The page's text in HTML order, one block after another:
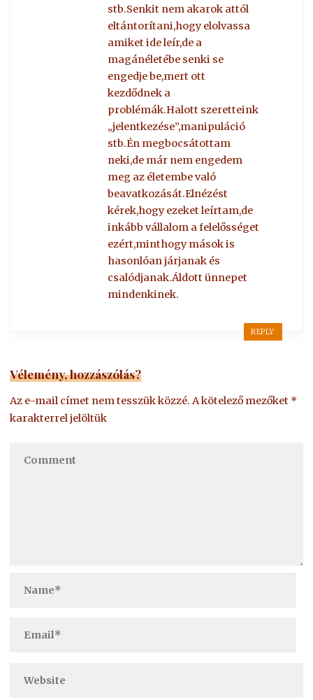
stb.Senkit nem akarok attól
eltántorítani,hogy elolvassa
amiket ide leír,de a
magánéletébe senki se
engedje be,mert ott
kezdődnek a
problémák.Halott szeretteink
„jelentkezése”,manipuláció
stb.Én megbocsátottam
neki,de már nem engedem
meg az életembe való
beavatkozását.Elnézést
kérek,hogy ezeket leírtam,de
inkább vállalom a felelősséget
ezért,minthogy mások is
hasonlóan járjanak és
csalódjanak.Áldott ünnepet
mindenkinek.
REPLY
Vélemény, hozzászólás?
Az e-mail címet nem tesszük közzé. A kötelező mezőket *
karakterrel jelöltük